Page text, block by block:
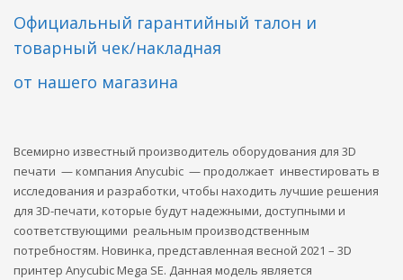
Официальный гарантийный талон и
товарный чек/накладная
от нашего магазина
Всемирно известный производитель оборудования для 3D
печати — компания Anycubic — продолжает инвестировать в
исследования и разработки, чтобы находить лучшие решения
для 3D-печати, которые будут надежными, доступными и
соответствующими реальным производственным
потребностям. Новинка, представленная весной 2021 – 3D
принтер Anycubic Mega SE. Данная модель является